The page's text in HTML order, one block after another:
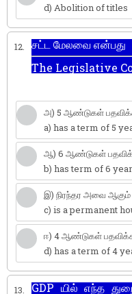
d) Abolition of titles
12.
சட்ட மேலவை என்பது
The Legislative
அ) 5 ஆண்டுகள்
a) has a term of 5
ஆ) 6 ஆண்டுகள்
b) has term of 6
இ) நிரந்தர அவை ஆகும்
c) is a permanent
ஈ) 4 ஆண்டுகள்
d) has a term of 4
13. GDP யில் எந்த